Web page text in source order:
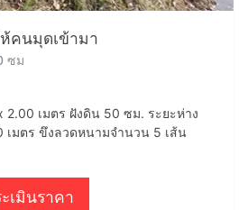
คนมุดเข้ามา
ซม
2.00 เมตร ฝังดิน 50 ซม. ระยะห่าง
เมตร ขึงลวดหนามจำนวน 5 เส้น
เมินราคา